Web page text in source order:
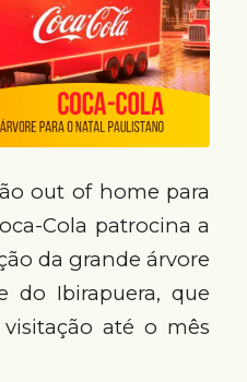
out of home para
Cola patrocina a
da grande árvore
do Ibirapuera, que
até o mês